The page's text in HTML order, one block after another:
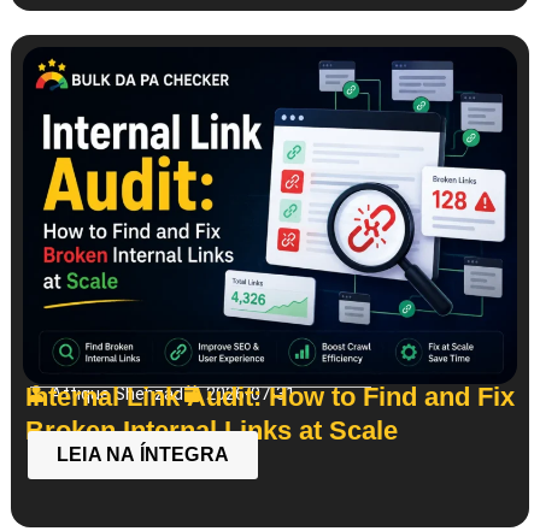
Attique Shehzad 2026-07-31
Internal Link Audit: How to Find and Fix
Broken Internal Links at Scale
LEIA NA ÍNTEGRA